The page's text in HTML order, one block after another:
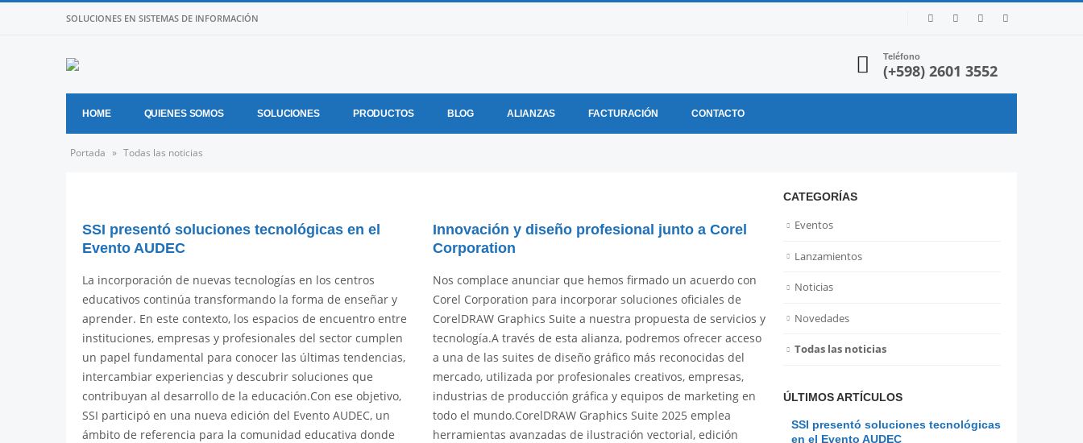
SOLUCIONES EN SISTEMAS DE INFORMACIÓN
Teléfono
(+598) 2601 3552
HOME QUIENES SOMOS SOLUCIONES PRODUCTOS BLOG ALIANZAS FACTURACIÓN CONTACTO
Portada » Todas las noticias
SSI presentó soluciones tecnológicas en el
Evento AUDEC
La incorporación de nuevas tecnologías en los centros
educativos continúa transformando la forma de enseñar y
aprender. En este contexto, los espacios de encuentro entre
instituciones, empresas y profesionales del sector cumplen
un papel fundamental para conocer las últimas tendencias,
intercambiar experiencias y descubrir soluciones que
contribuyan al desarrollo de la educación.Con ese objetivo,
SSI participó en una nueva edición del Evento AUDEC, un
ámbito de referencia para la comunidad educativa donde
Innovación y diseño profesional junto a Corel
Corporation
Nos complace anunciar que hemos firmado un acuerdo con
Corel Corporation para incorporar soluciones oficiales de
CorelDRAW Graphics Suite a nuestra propuesta de servicios y
tecnología.A través de esta alianza, podremos ofrecer acceso
a una de las suites de diseño gráfico más reconocidas del
mercado, utilizada por profesionales creativos, empresas,
industrias de producción gráfica y equipos de marketing en
todo el mundo.CorelDRAW Graphics Suite 2025 emplea
herramientas avanzadas de ilustración vectorial, edición
CATEGORÍAS
Eventos
Lanzamientos
Noticias
Novedades
Todas las noticias
ÚLTIMOS ARTÍCULOS
SSI presentó soluciones tecnológicas
en el Evento AUDEC